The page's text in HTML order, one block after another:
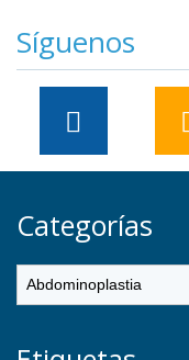
Síguenos
Categorías